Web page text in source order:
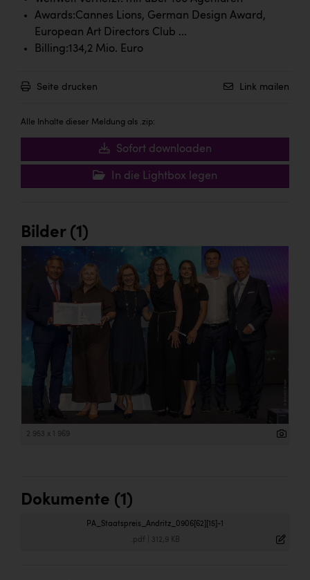
Dopgas
kunden basics
kontakt
Awards:Cannes Lions, German Design Award,
European Art Directors Club ...
Billing:134,2 Mio. Euro
Seite drucken Link mailen
Alle Inhalte dieser Meldung als .zip:
Sofort downloaden
In die Lightbox legen
Bilder (1)
2 953 x 1 969
Dokumente (1)
PA_Staatspreis_Andritz_0906[62][15]-1
.pdf 312,9 KB